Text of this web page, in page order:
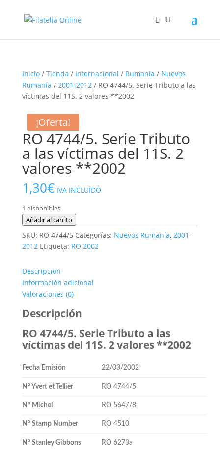
Inicio/ Tienda / Internacional / Rumanía / Nuevos
Rumanía / 2001-2012/ RO 4744/5. Serie Tributo a las
víctimas del 11S. 2 valores **2002
RO 4744/5. Serie Tributo
a las víctimas del 11S. 2
valores **2002
1,30€ IVA INCLUÍDO
1 disponibles
RO
4744/5.
Serie
las
víctimas
del
11S.
valores
**2002
Añadir al carrito
SKU: RO 4744/5 Categorías: Nuevos Rumanía, 2001-
2012 Etiqueta: RO 2002
Descripción
Información adicional
Valoraciones (0)
Descripción
RO 4744/5. Serie Tributo a las
víctimas del 11S. 2 valores **2002
Fecha Emisión 22/03/2002
Nº Yvert et Tellier RO 4744/5
Nº Michel RO 5647/8
Nº Stamp Number RO 4510
Nº Stanley Gibbons RO 6273a
¡Oferta!
¡Oferta!